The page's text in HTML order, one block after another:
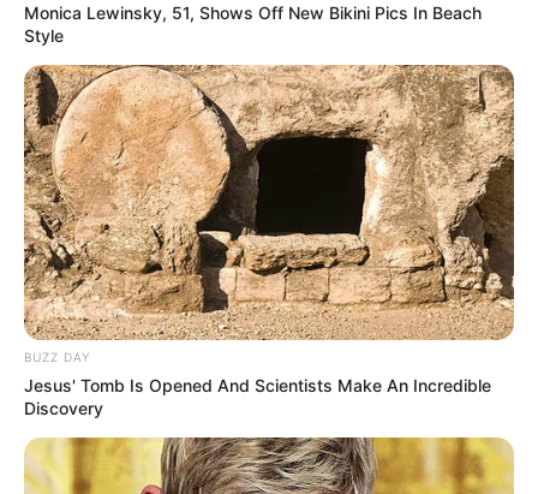
Week-End : 14 – 5 – 8 – 2 – 1 – 12 – 9 – 10
Monica Lewinsky, 51, Shows Off New Bikini Pics In Beach
Style
BUZZ DAY
Jesus' Tomb Is Opened And Scientists Make An Incredible
Discovery